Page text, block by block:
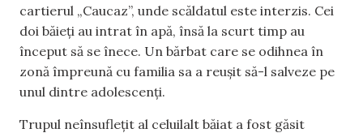
cartierul „Caucaz”, unde scăldatul este interzis. Cei
doi băieți au intrat în apă, însă la scurt timp au
început să se înece. Un bărbat care se odihnea în
zonă împreună cu familia sa a reușit să-l salveze pe
unul dintre adolescenți.
Trupul neînsuflețit al celuilalt băiat a fost găsit